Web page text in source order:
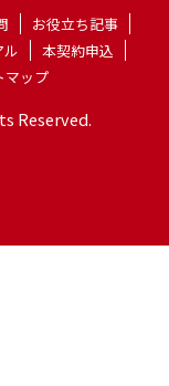
お役立ち記事
ル
本契約申込
マップ
Reserved.